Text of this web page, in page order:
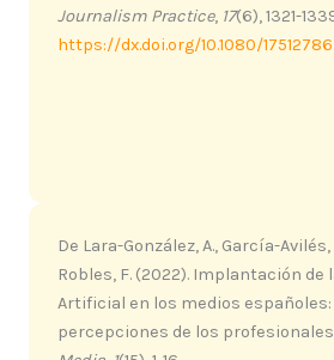
Journalism Practice, 17(6), 1321-
https://dx.doi.org/10.1080/
De Lara-González, A., García-Avilés,
Robles, F. (2022). Implantación
Artificial en los medios
percepciones de los